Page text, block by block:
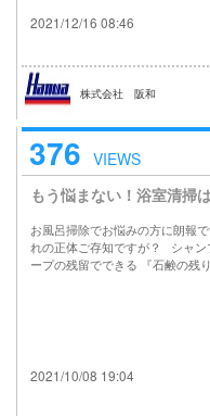
2021/12/16 08:46
株式会社 阪和
376 VIEWS
もう悩まない！浴室清掃
お風呂掃除でお悩みの方に朗報
れの正体ご存知ですが？ シャン
ープの残留でできる 『石鹸の残
2021/10/08 19:04